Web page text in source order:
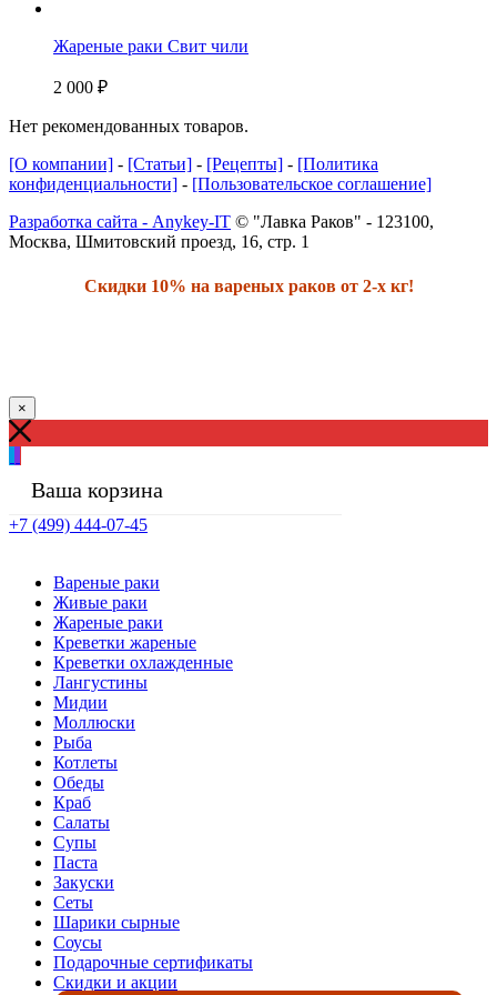
Жареные раки Свит чили
2 000 ₽
Нет рекомендованных товаров.
[О компании] - [Статьи] - [Рецепты] - [Политика
конфиденциальности] - [Пользовательское соглашение]
Разработка сайта - Anykey-IT © "Лавка Раков" - 123100,
Москва, Шмитовский проезд, 16, стр. 1
Скидки 10% на вареных раков от 2-х кг!
×
Ваша корзина
+7 (499) 444-07-45
Вареные раки
Живые раки
Жареные раки
Креветки жареные
Креветки охлажденные
Лангустины
Мидии
Моллюски
Рыба
Котлеты
Обеды
Краб
Салаты
Супы
Паста
Закуски
Сеты
Шарики сырные
Соусы
Подарочные сертификаты
Скидки и акции